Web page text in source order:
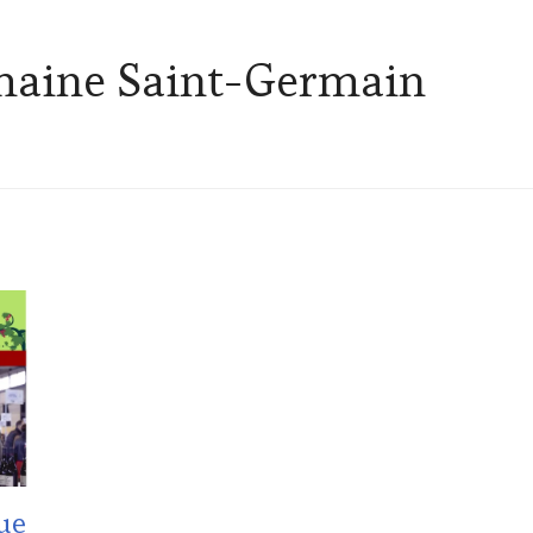
Saint-Germain